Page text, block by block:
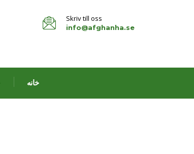
Skriv till oss
info@afghanha.se
خانه